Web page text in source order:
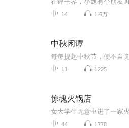
14 1.6万
中秋闲谭
11 1225
惊魂火锅店
44 1778